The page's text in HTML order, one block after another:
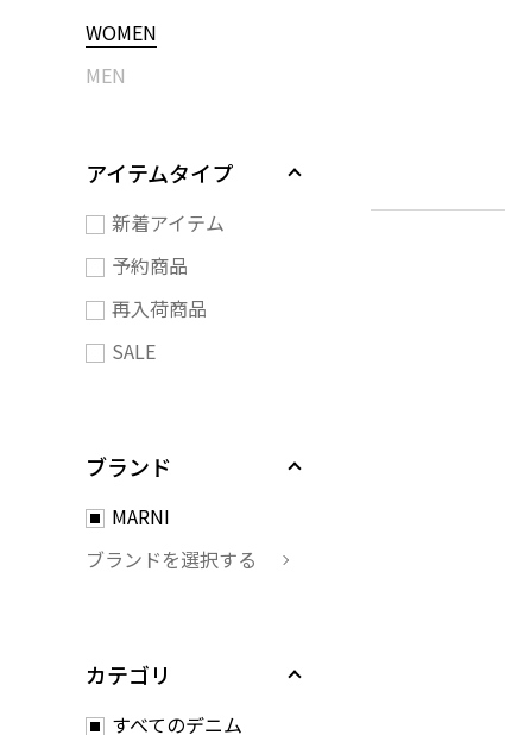
WOMEN
MEN
アイテムタイプ
新着アイテム
予約商品
再入荷商品
SALE
ブランド
MARNI
ブランドを選択する
カテゴリ
すべてのデニム